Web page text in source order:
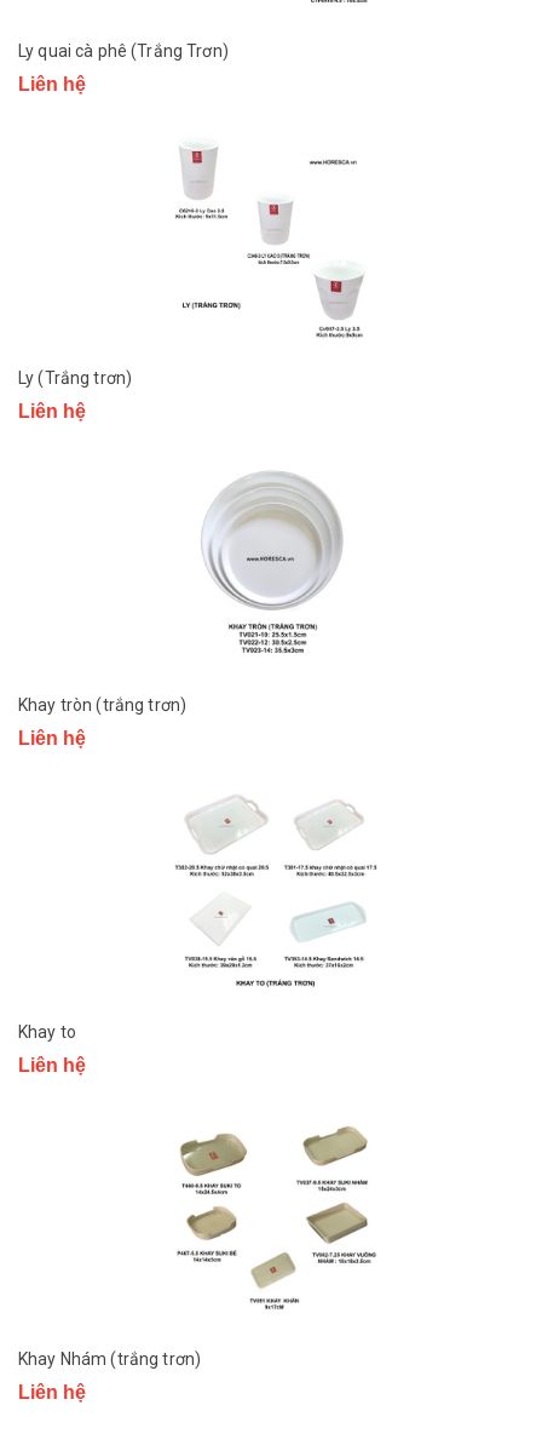
Ly quai cà phê (Trắng Trơn)
Liên hệ
Ly (Trắng trơn)
Liên hệ
Khay tròn (trắng trơn)
Liên hệ
Khay to
Liên hệ
Khay Nhám (trắng trơn)
Liên hệ